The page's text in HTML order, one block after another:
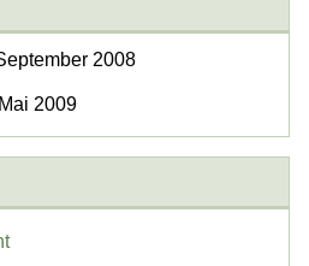
2008
2009